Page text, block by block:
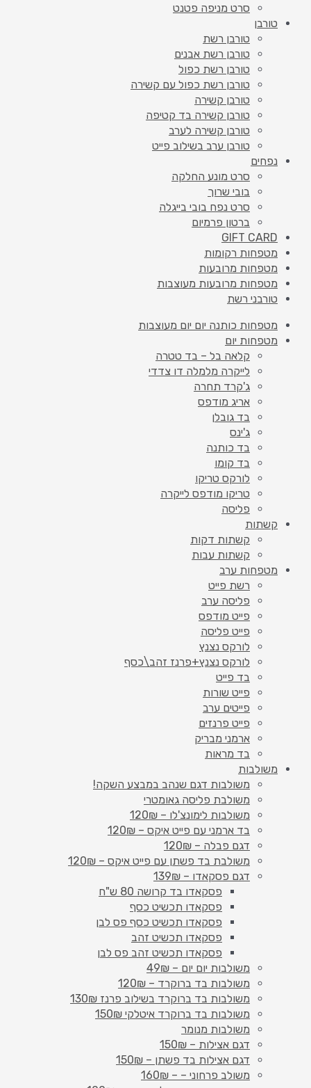
סרט מניפה פטנט
טורבן
טורבן רשת
טורבן רשת אבנים
טורבן רשת כפול
טורבן רשת כפול עם קשירה
טורבן קשירה
טורבן קשירה בד קטיפה
טורבן קשירה לערב
טורבן ערב בשילוב פייט
נפחים
סרט מונע החלקה
בובי שרוך
סרט נפח בובי בייגלה
ברטון פרמיום
GIFT CARD
מטפחות רקומות
מטפחות מרובעות
מטפחות מרובעות מעוצבות
טורבני רשת
מטפחות כותנה יום יום מעוצבות
מטפחות יום
קלאה בל – בד טטרה
לייקרה מלמלה דו צדדי
ג'קרד תחרה
אריג מודפס
בד גובלן
ג'ינס
בד כותנה
בד קומו
לורקס טריקו
טריקו מודפס לייקרה
פליסה
קשתות
קשתות דקות
קשתות עבות
מטפחות ערב
רשת פייט
פליסה ערב
פייט מודפס
פייט פליסה
לורקס נצנץ
לורקס נצנץ+פרנז זהב\כסף
בד פייט
פייט שורות
פייטים ערב
פייט פרנזים
ארמני מבריק
בד מראות
משולבות
משולבות דגם שנהב במבצע השקה!
משולבת פליסה גאומטרי
משולבות לימונצ'לו – 120₪
בד ארמני עם פייט איקס – 120₪
דגם פבלה – 120₪
משולבת בד פשתן עם פייט איקס – 120₪
דגם פסקאדו – 139₪
פסקאדו בד קרושה 80 ש"ח
פסקאדו תכשיט כסף
פסקאדו תכשיט כסף פס לבן
פסקאדו תכשיט זהב
פסקאדו תכשיט זהב פס לבן
משולבות יום יום – 49₪
משולבות בד ברוקרד – 120₪
משולבות בד ברוקרד בשילוב פרנז 130₪
משולבות בד ברוקרד איטלקי 150₪
משולבות מנומר
דגם אצילות – 150₪
דגם אצילות בד פשתן – 150₪
משולב פרחוני – – 160₪